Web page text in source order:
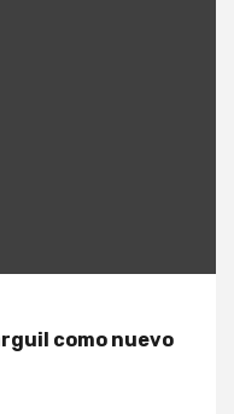
como nuevo